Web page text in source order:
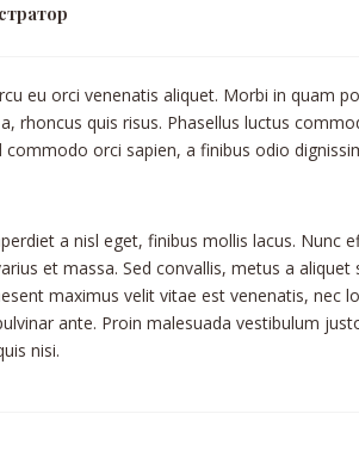
eu orci venenatis aliquet. Morbi in quam
rhoncus quis risus. Phasellus luctus
commodo orci sapien, a finibus odio
a nisl eget, finibus mollis lacus. Nunc
et massa. Sed convallis, metus a
maximus velit vitae est venenatis, nec
ante. Proin malesuada vestibulum
nisi.